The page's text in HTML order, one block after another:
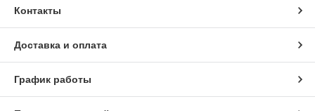
Контакты
Доставка и оплата
График работы